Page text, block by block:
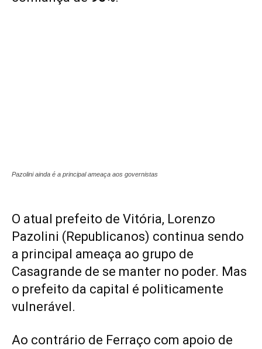
Pazolini ainda é a principal ameaça aos governistas
O atual prefeito de Vitória, Lorenzo
Pazolini (Republicanos) continua sendo
a principal ameaça ao grupo de
Casagrande de se manter no poder. Mas
o prefeito da capital é politicamente
vulnerável.
Ao contrário de Ferraço com apoio de